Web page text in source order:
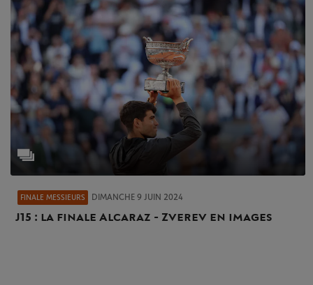
FINALE MESSIEURS DIMANCHE 9 JUIN 2024
J15 : la finale Alcaraz - Zverev en images